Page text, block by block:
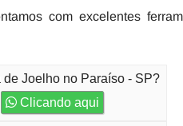
com excelentes
de Joelho no Paraíso - SP?
Clicando aqui